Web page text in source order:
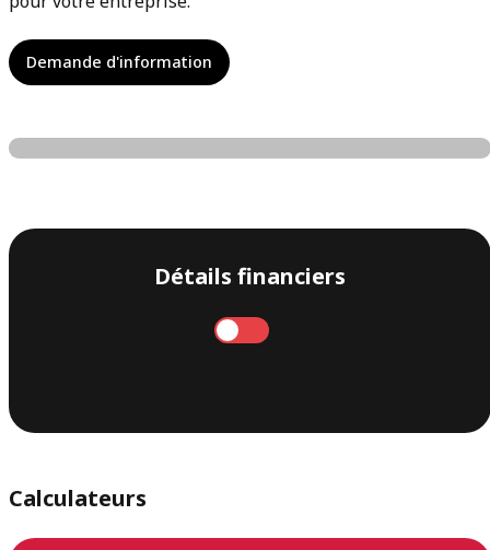
Demande d'information
Détails financiers
Calculateurs